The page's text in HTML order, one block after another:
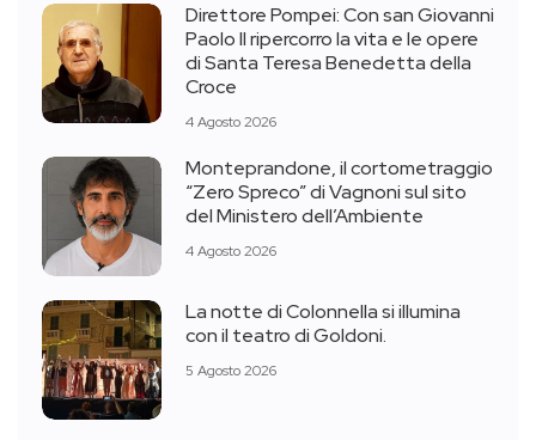
Direttore Pompei: Con san Giovanni
Paolo II ripercorro la vita e le opere
di Santa Teresa Benedetta della
Croce
4 Agosto 2026
Monteprandone, il cortometraggio
“Zero Spreco” di Vagnoni sul sito
del Ministero dell’Ambiente
4 Agosto 2026
La notte di Colonnella si illumina
con il teatro di Goldoni.
5 Agosto 2026